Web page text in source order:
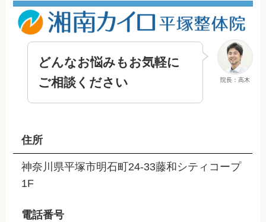
院長：高木
どんなお悩みもお気軽に
ご相談ください
住所
神奈川県平塚市明石町24-33藤和シティコープ
1F
電話番号